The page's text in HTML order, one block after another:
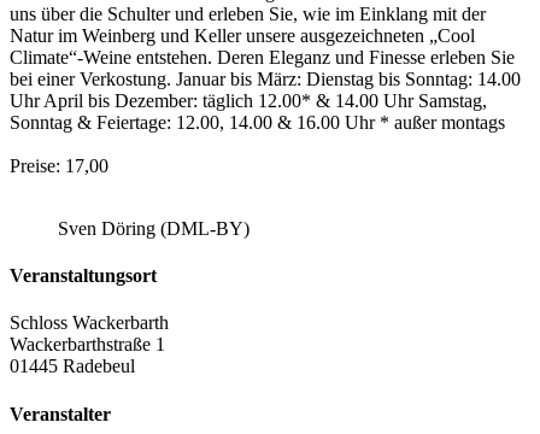
uns über die Schulter und erleben Sie, wie im Einklang mit der
Natur im Weinberg und Keller unsere ausgezeichneten „Cool
Climate“-Weine entstehen. Deren Eleganz und Finesse erleben Sie
bei einer Verkostung. Januar bis März: Dienstag bis Sonntag: 14.00
Uhr April bis Dezember: täglich 12.00* & 14.00 Uhr Samstag,
Sonntag & Feiertage: 12.00, 14.00 & 16.00 Uhr * außer montags
Preise: 17,00
Sven Döring (DML-BY)
Veranstaltungsort
Schloss Wackerbarth
Wackerbarthstraße 1
01445 Radebeul
Veranstalter